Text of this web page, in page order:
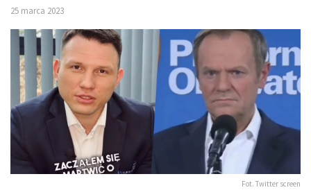
25 marca 2023
Fot. Twitter screen